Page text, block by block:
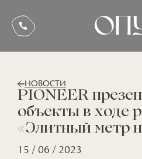
НОВОСТИ
PIONEER
объекты в ходе
«Элитный метр
15 / 06 / 2023